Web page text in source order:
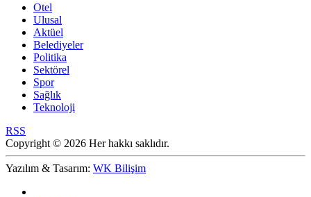
Otel
Ulusal
Aktüel
Belediyeler
Politika
Sektörel
Spor
Sağlık
Teknoloji
RSS
Copyright © 2026 Her hakkı saklıdır.
Yazılım & Tasarım: WK Bilişim